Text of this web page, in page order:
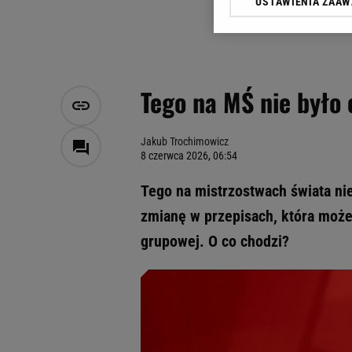
Tego na MŚ nie
Jakub Trochimowicz
8 czerwca 2026, 06:54
Tego na mistrzostwach świata
zmianę w przepisach, która
grupowej. O co chodzi?
Klikając „Akceptuję”
Zaufanych Partnerów i
My, nasi Zaufani
badnie odbiorców i